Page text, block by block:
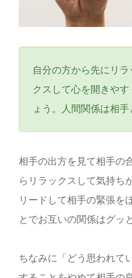
自分の方から先にリ
クスして心を開きや
ょう。人間関係は相
相手の出方を見て相手の
らリラックスして気持ち
リードして相手の緊張を
とでお互いの関係はグッ
ちなみに「どう思われて